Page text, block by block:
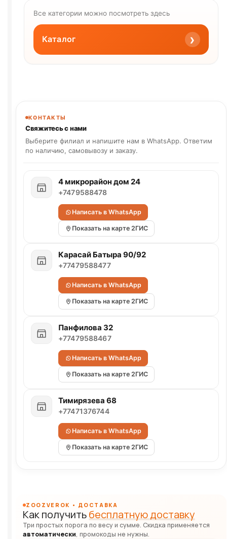
Все категории можно посмотреть здесь
Каталог ›
КОНТАКТЫ
Свяжитесь с нами
Выберите филиал и напишите нам в WhatsApp. Ответим
по наличию, самовывозу и заказу.
4 микрорайон дом 24
+7479588478
Написать в WhatsApp
Показать на карте 2ГИС
Карасай Батыра 90/92
+77479588477
Написать в WhatsApp
Показать на карте 2ГИС
Панфилова 32
+77479588467
Написать в WhatsApp
Показать на карте 2ГИС
Тимирязева 68
+77471376744
Написать в WhatsApp
Показать на карте 2ГИС
ZOOZVEROK • ДОСТАВКА
Как получитьбесплатную доставку
Три простых порога по весу и сумме. Скидка применяется
автоматически, промокоды не нужны.